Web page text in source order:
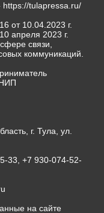
https://tulapressa.ru/
от 10.04.2023 г.
апреля 2023 г.
связи,
коммуникаций.
г. Тула, ул.
33, +7 930-074-52-
на сайте